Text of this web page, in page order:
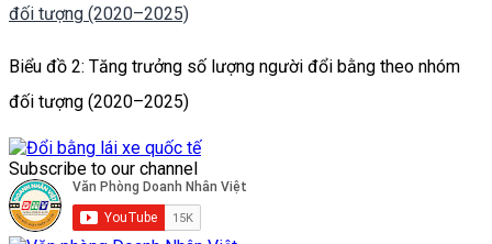
Biểu đồ 2: Tăng trưởng số lượng người đổi bằng theo nhóm
đối tượng (2020–2025)
Subscribe to our channel